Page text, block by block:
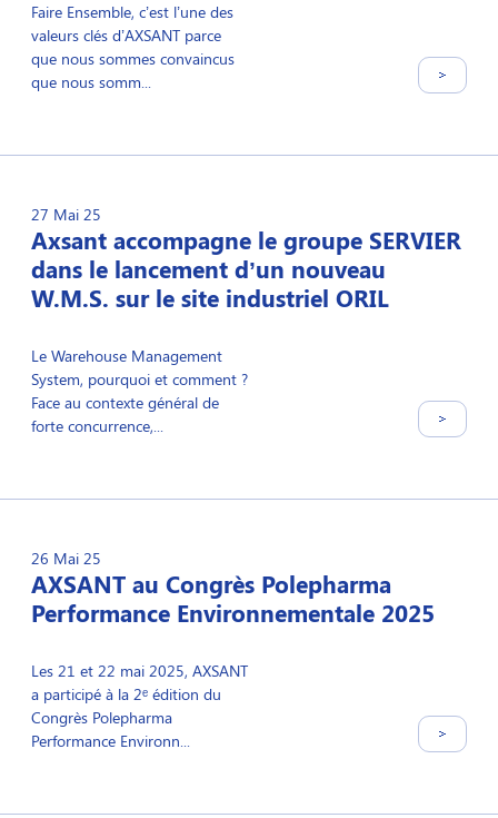
Faire Ensemble, c’est l’une des
valeurs clés d’AXSANT parce
que nous sommes convaincus
que nous somm...
27 Mai 25
Axsant accompagne le groupe SERVIER
dans le lancement d’un nouveau
W.M.S. sur le site industriel ORIL
Le Warehouse Management
System, pourquoi et comment ?
Face au contexte général de
forte concurrence,...
26 Mai 25
AXSANT au Congrès Polepharma
Performance Environnementale 2025
Les 21 et 22 mai 2025, AXSANT
a participé à la 2ᵉ édition du
Congrès Polepharma
Performance Environn...